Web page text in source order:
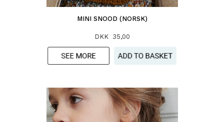
MINI SNOOD (NORSK)
DKK 35,00